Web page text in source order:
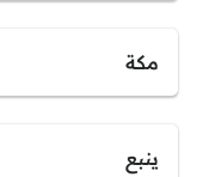
مكة
ينبع